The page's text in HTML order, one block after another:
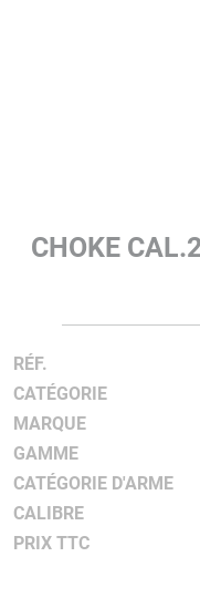
CHOKE
RÉF.
CATÉGORIE
MARQUE
GAMME
CATÉGORIE D'ARME
CALIBRE
PRIX TTC